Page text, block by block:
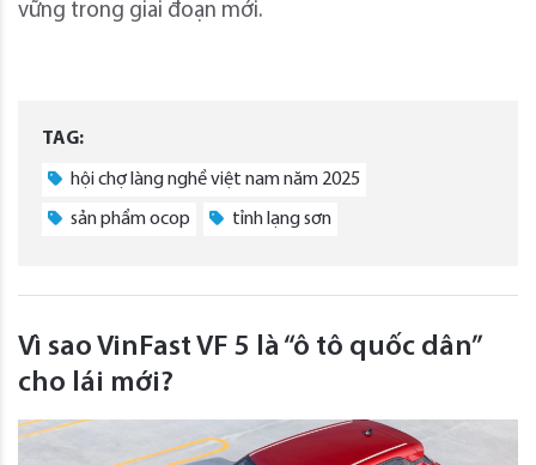
vững trong giai đoạn mới.
TAG:
hội chợ làng nghề việt nam năm 2025
sản phẩm ocop tỉnh lạng sơn
Vì sao VinFast VF 5 là “ô tô quốc dân”
cho lái mới?